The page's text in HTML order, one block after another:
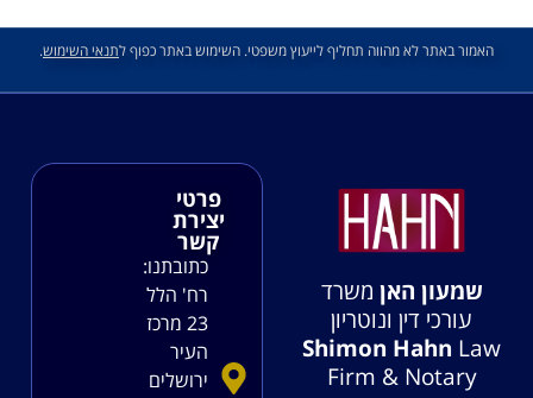
האמור באתר לא מהווה תחליף לייעוץ משפטי. השימוש באתר כפוף לתנאי השימוש.
שמעון האן משרד
עורכי דין ונוטריון
Shimon Hahn Law
Firm & Notary
פרטי
יצירת
קשר
כתובתנו:
רח' הלל
23 מרכז
העיר
ירושלים